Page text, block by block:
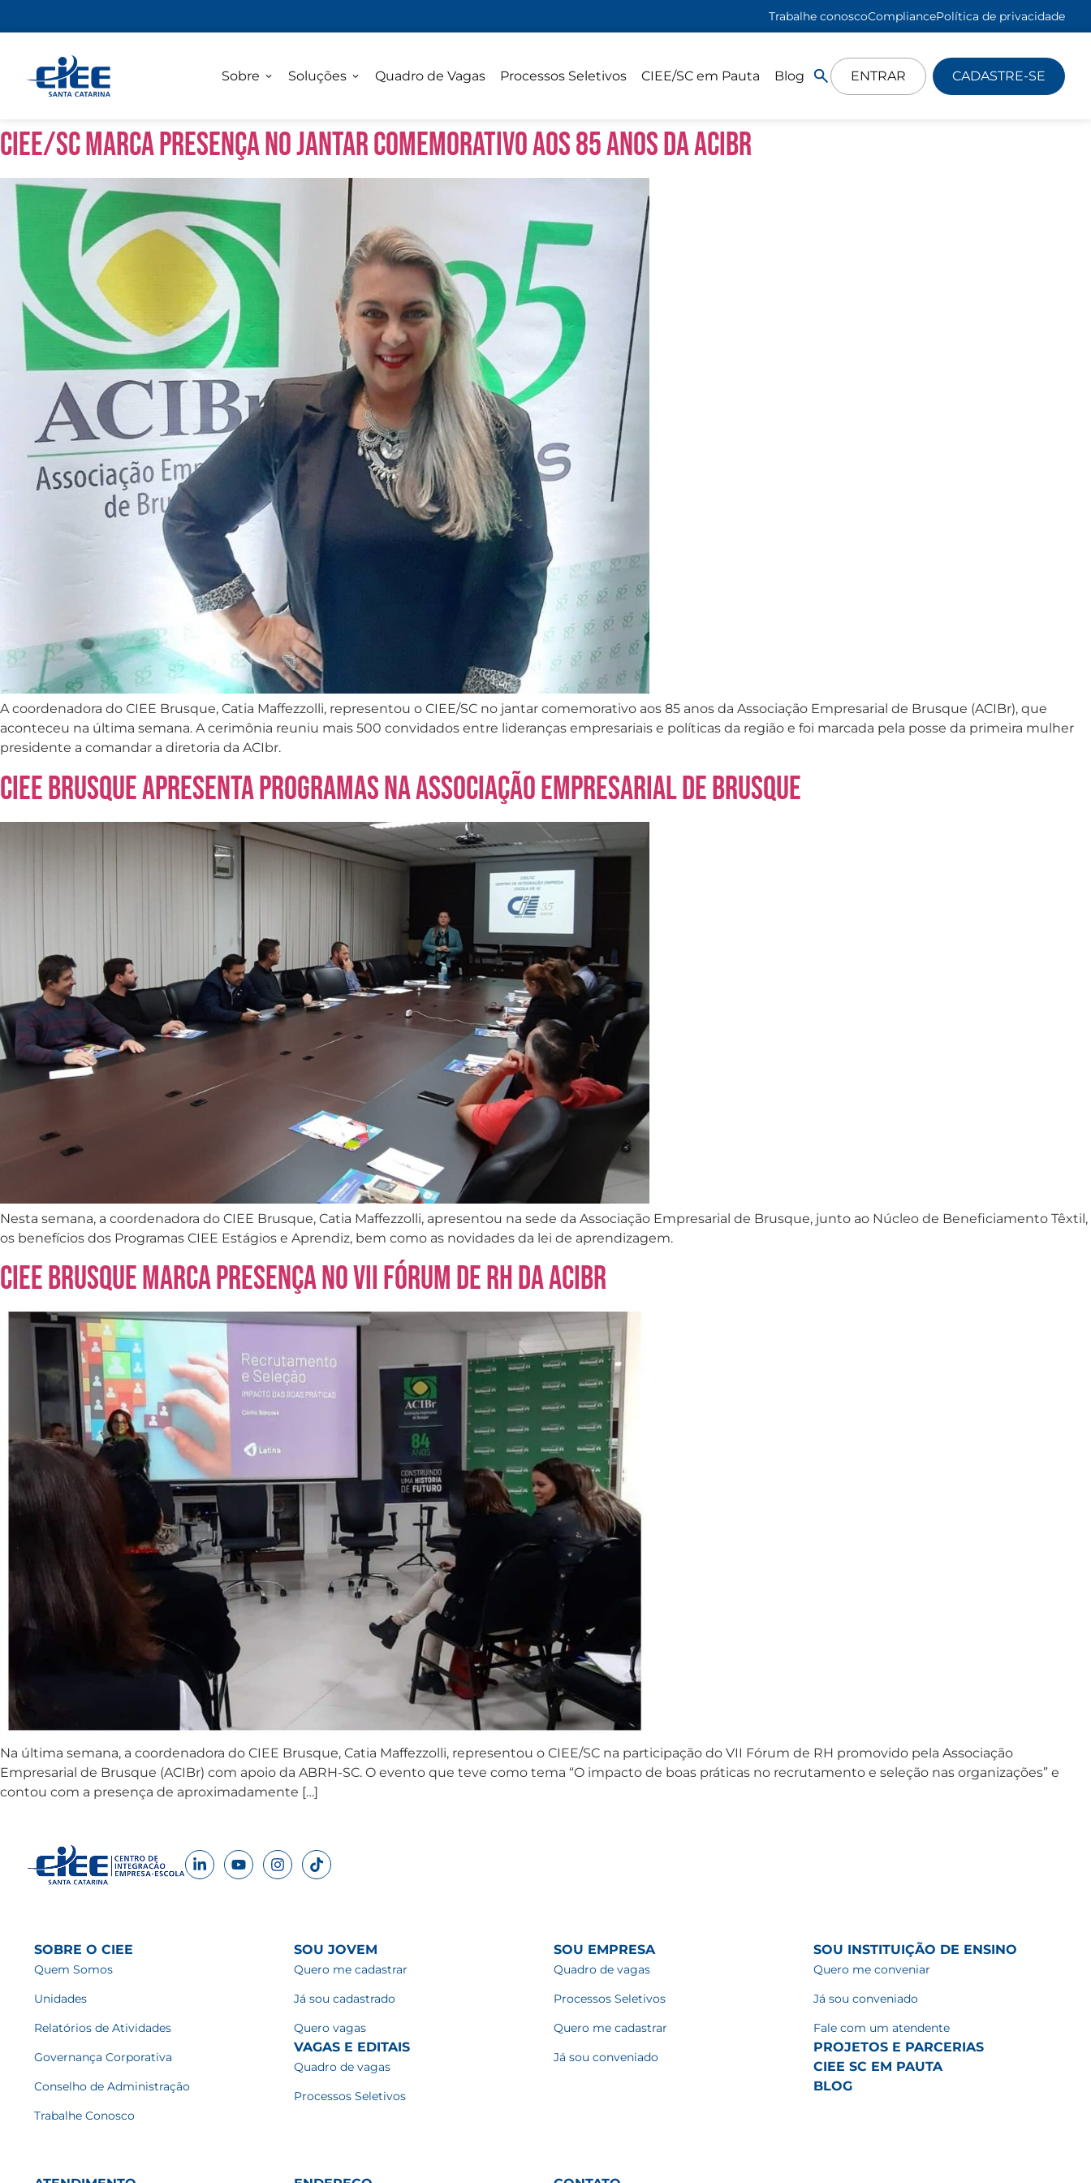
Trabalhe conoscoCompliancePolítica de privacidade
Sobre Soluções Quadro de Vagas Processos Seletivos CIEE/SC em Pauta Blog ENTRAR CADASTRE-SE
CIEE/SC marca presença no jantar comemorativo aos 85 anos da ACIBr
A coordenadora do CIEE Brusque, Catia Maffezzolli, representou o CIEE/SC no jantar comemorativo aos 85 anos da Associação Empresarial de Brusque (ACIBr), que
aconteceu na última semana. A cerimônia reuniu mais 500 convidados entre lideranças empresariais e políticas da região e foi marcada pela posse da primeira mulher
presidente a comandar a diretoria da ACIbr.
CIEE Brusque apresenta programas na Associação Empresarial de Brusque
Nesta semana, a coordenadora do CIEE Brusque, Catia Maffezzolli, apresentou na sede da Associação Empresarial de Brusque, junto ao Núcleo de Beneficiamento Têxtil,
os benefícios dos Programas CIEE Estágios e Aprendiz, bem como as novidades da lei de aprendizagem.
CIEE Brusque marca presença no VII Fórum de RH da ACIBr
Na última semana, a coordenadora do CIEE Brusque, Catia Maffezzolli, representou o CIEE/SC na participação do VII Fórum de RH promovido pela Associação
Empresarial de Brusque (ACIBr) com apoio da ABRH-SC. O evento que teve como tema “O impacto de boas práticas no recrutamento e seleção nas organizações” e
contou com a presença de aproximadamente […]
SOBRE O CIEE
Quem Somos
Unidades
Relatórios de Atividades
Governança Corporativa
Conselho de Administração
Trabalhe Conosco
SOU JOVEM
Quero me cadastrar
Já sou cadastrado
Quero vagas
VAGAS E EDITAIS
Quadro de vagas
Processos Seletivos
SOU EMPRESA
Quadro de vagas
Processos Seletivos
Quero me cadastrar
Já sou conveniado
SOU INSTITUIÇÃO DE ENSINO
Quero me conveniar
Já sou conveniado
Fale com um atendente
PROJETOS E PARCERIAS
CIEE SC EM PAUTA
BLOG